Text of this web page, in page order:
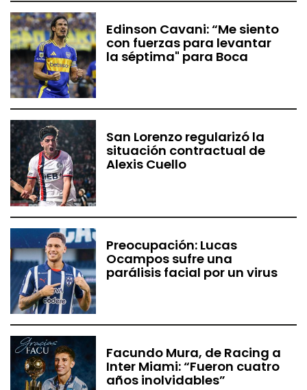
Edinson Cavani: “Me siento
con fuerzas para levantar
la séptima" para Boca
San Lorenzo regularizó la
situación contractual de
Alexis Cuello
Preocupación: Lucas
Ocampos sufre una
parálisis facial por un virus
Facundo Mura, de Racing a
Inter Miami: “Fueron cuatro
años inolvidables”